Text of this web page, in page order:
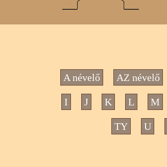
A névelő AZ névelő
I J K L M
TY U